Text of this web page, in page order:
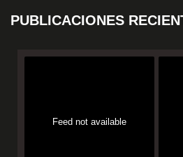
PUBLICACIONES
Feed not available